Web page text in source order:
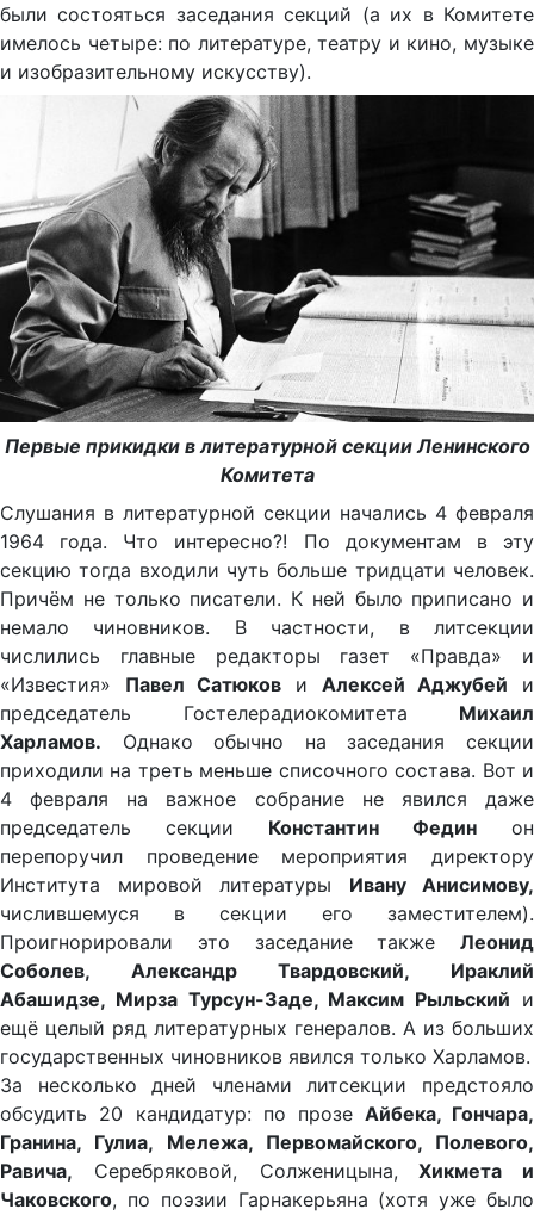
были состояться заседания секций (а их в Комитете
имелось четыре: по литературе, театру и кино, музыке
и изобразительному искусству).
Первые прикидки в литературной секции Ленинского
Комитета
Слушания в литературной секции начались 4 февраля
1964 года. Что интересно?! По документам в эту
секцию тогда входили чуть больше тридцати человек.
Причём не только писатели. К ней было приписано и
немало чиновников. В частности, в литсекции
числились главные редакторы газет «Правда» и
«Известия» Павел Сатюков и Алексей Аджубей и
председатель Гостелерадиокомитета Михаил
Харламов. Однако обычно на заседания секции
приходили на треть меньше списочного состава. Вот и
4 февраля на важное собрание не явился даже
председатель секции Константин Федин он
перепоручил проведение мероприятия директору
Института мировой литературы Ивану Анисимову,
числившемуся в секции его заместителем).
Проигнорировали это заседание также Леонид
Соболев, Александр Твардовский, Ираклий
Абашидзе, Мирза Турсун-Заде, Максим Рыльский и
ещё целый ряд литературных генералов. А из больших
государственных чиновников явился только Харламов.
За несколько дней членами литсекции предстояло
обсудить 20 кандидатур: по прозе Айбека, Гончара,
Гранина, Гулиа, Мележа, Первомайского, Полевого,
Равича, Серебряковой, Солженицына, Хикмета и
Чаковского, по поэзии Гарнакерьяна (хотя уже было